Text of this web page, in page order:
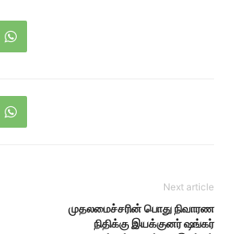
Next article
முதலமைச்சரின் பொது நிவாரண
நிதிக்கு இயக்குனர் ஷங்கர்